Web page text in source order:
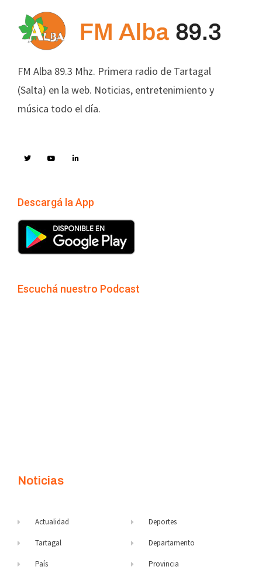
FM Alba 89.3 Mhz. Primera radio de Tartagal
(Salta) en la web. Noticias, entretenimiento y
música todo el día.
Descargá la App
Escuchá nuestro Podcast
Noticias
Actualidad
Tartagal
País
Deportes
Departamento
Provincia